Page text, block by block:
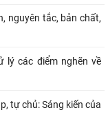
nguyên tắc, bản chất,
lý các điểm nghẽn về
tự chủ: Sáng kiến của